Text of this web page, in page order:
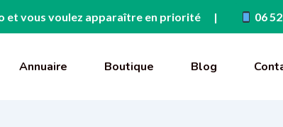
et vous voulez apparaître en priorité 06
Annuaire Boutique Blog